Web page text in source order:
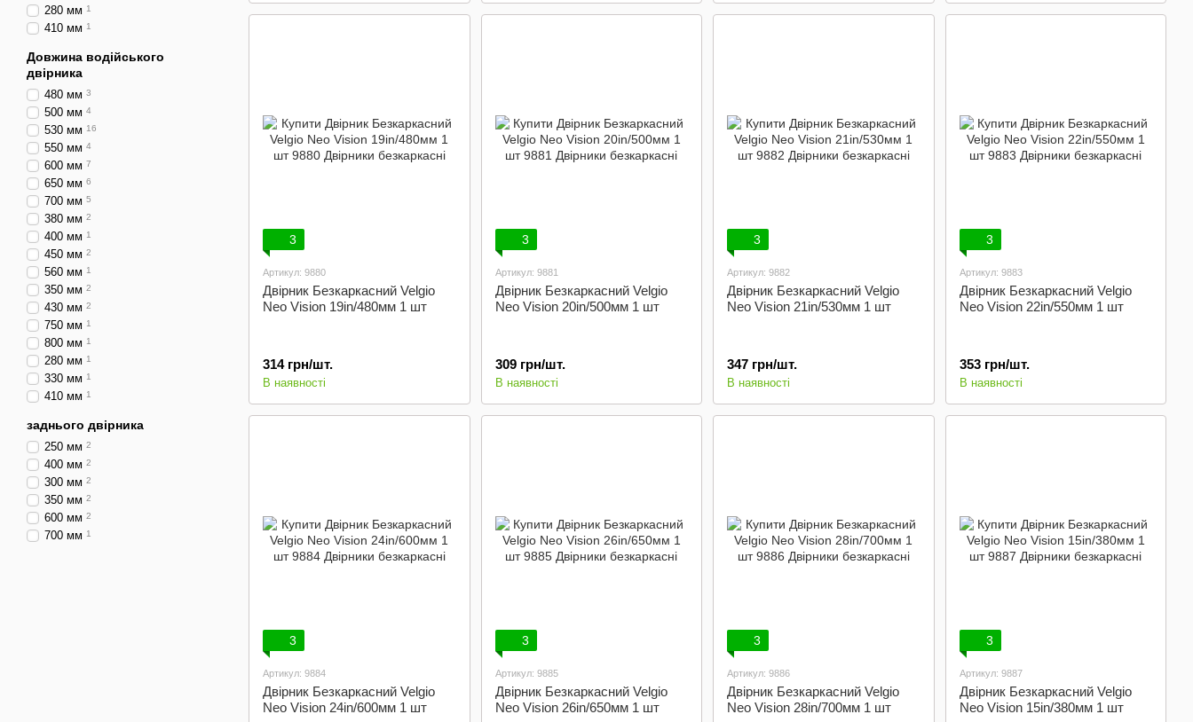
3
Артикул: 9880
Двірник Безкаркасний Velgio
Neo Vision 19in/480мм 1 шт
314 грн/шт.
В наявності
3
Артикул: 9881
Двірник Безкаркасний Velgio
Neo Vision 20in/500мм 1 шт
309 грн/шт.
В наявності
3
Артикул: 9882
Двірник Безкаркасний Velgio
Neo Vision 21in/530мм 1 шт
347 грн/шт.
В наявності
3
Артикул: 9883
Двірник Безкаркасний Velgio
Neo Vision 22in/550мм 1 шт
353 грн/шт.
В наявності
3
Артикул: 9884
Двірник Безкаркасний Velgio
Neo Vision 24in/600мм 1 шт
3
Артикул: 9885
Двірник Безкаркасний Velgio
Neo Vision 26in/650мм 1 шт
3
Артикул: 9886
Двірник Безкаркасний Velgio
Neo Vision 28in/700мм 1 шт
3
Артикул: 9887
Двірник Безкаркасний Velgio
Neo Vision 15in/380мм 1 шт
280 мм 1
410 мм 1
Довжина водійського
двірника
480 мм 3
500 мм 4
530 мм 16
550 мм 4
600 мм 7
650 мм 6
700 мм 5
380 мм 2
400 мм 1
450 мм 2
560 мм 1
350 мм 2
430 мм 2
750 мм 1
800 мм 1
280 мм 1
330 мм 1
410 мм 1
заднього двірника
250 мм 2
400 мм 2
300 мм 2
350 мм 2
600 мм 2
700 мм 1